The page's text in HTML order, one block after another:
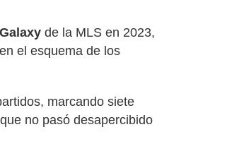
de la MLS en 2023,
el esquema de los
marcando siete
no pasó desapercibido